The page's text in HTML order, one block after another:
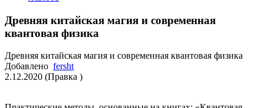
Древняя китайская магия и современная
квантовая физика
Древняя китайская магия и современная квантовая физика
Добавлено fersht
2.12.2020 (Правка )